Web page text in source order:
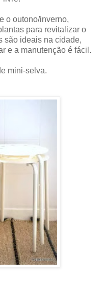
o outono/inverno,
para revitalizar o
são ideais na cidade,
e a manutenção é fácil.
mini-selva.